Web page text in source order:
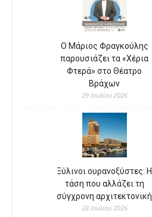
Ο Μάριος Φραγκούλης
παρουσιάζει τα «Χέρια
Φτερά» στο Θέατρο
Βράχων
29 Ιουλίου 2026
Ξύλινοι ουρανοξύστες: Η
τάση που αλλάζει τη
σύγχρονη αρχιτεκτονική
28 Ιουλίου 2026